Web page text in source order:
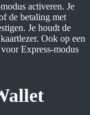
activeren. Je
de betaling met
Je houdt de
Ook op een
Express-modus